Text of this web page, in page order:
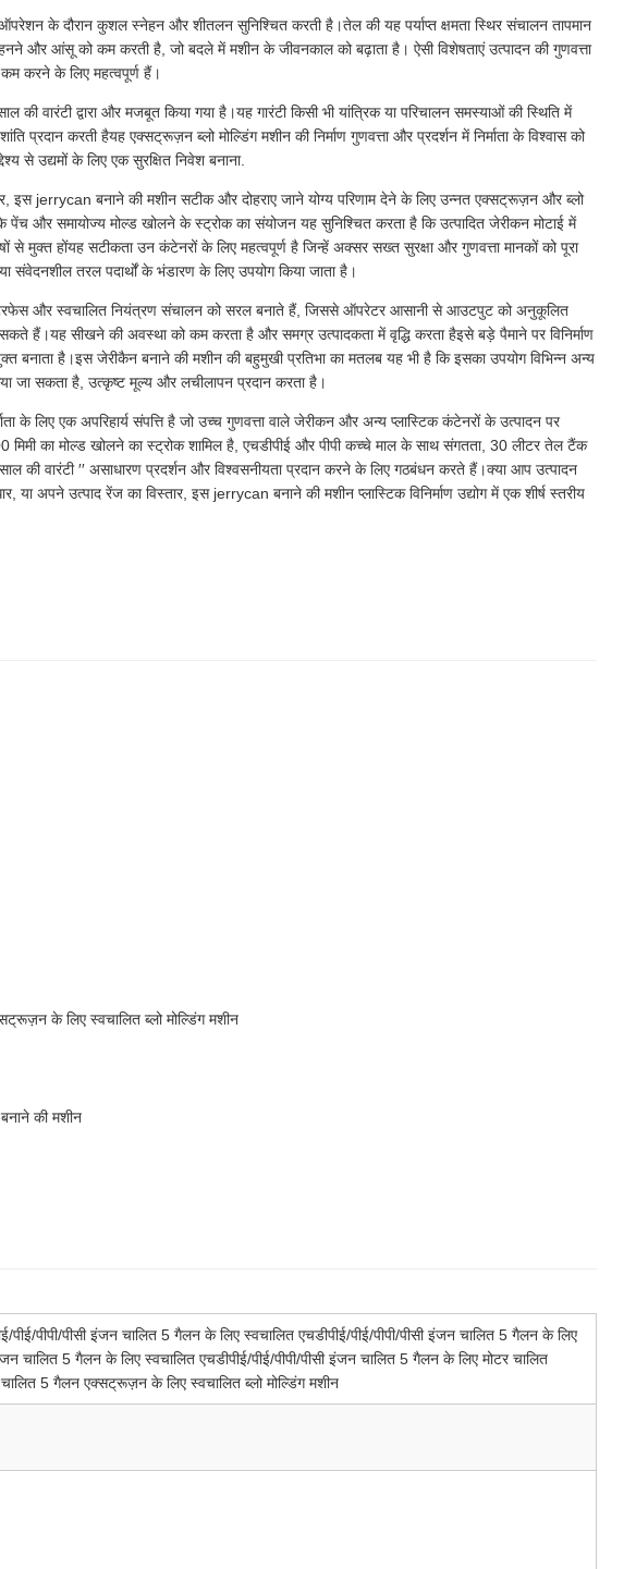
के दौरान कुशल स्नेहन और शीतलन सुनिश्चित करती है।तेल की यह पर्याप्त क्षमता स्थिर संचालन तापमान
और आंसू को कम करती है, जो बदले में मशीन के जीवनकाल को बढ़ाता है। ऐसी विशेषताएं उत्पादन की गुणवत्ता
करने के लिए महत्वपूर्ण हैं।
की वारंटी द्वारा और मजबूत किया गया है।यह गारंटी किसी भी यांत्रिक या परिचालन समस्याओं की स्थिति में
प्रदान करती हैयह एक्सट्रूज़न ब्लो मोल्डिंग मशीन की निर्माण गुणवत्ता और प्रदर्शन में निर्माता के विश्वास को
से उद्यमों के लिए एक सुरक्षित निवेश बनाना.
jerrycan बनाने की मशीन सटीक और दोहराए जाने योग्य परिणाम देने के लिए उन्नत एक्सट्रूज़न और ब्लो
के पेंच और समायोज्य मोल्ड खोलने के स्ट्रोक का संयोजन यह सुनिश्चित करता है कि उत्पादित जेरीकन मोटाई में
मुक्त होंयह सटीकता उन कंटेनरों के लिए महत्वपूर्ण है जिन्हें अक्सर सख्त सुरक्षा और गुणवत्ता मानकों को पूरा
तरल पदार्थों के भंडारण के लिए उपयोग किया जाता है।
और स्वचालित नियंत्रण संचालन को सरल बनाते हैं, जिससे ऑपरेटर आसानी से आउटपुट को अनुकूलित
हैं।यह सीखने की अवस्था को कम करता है और समग्र उत्पादकता में वृद्धि करता हैइसे बड़े पैमाने पर विनिर्माण
बनाता है।इस जेरीकैन बनाने की मशीन की बहुमुखी प्रतिभा का मतलब यह भी है कि इसका उपयोग विभिन्न अन्य
जा सकता है, उत्कृष्ट मूल्य और लचीलापन प्रदान करता है।
के लिए एक अपरिहार्य संपत्ति है जो उच्च गुणवत्ता वाले जेरीकन और अन्य प्लास्टिक कंटेनरों के उत्पादन पर
का मोल्ड खोलने का स्ट्रोक शामिल है, एचडीपीई और पीपी कच्चे माल के साथ संगतता, 30 लीटर तेल टैंक
की वारंटी ′′ असाधारण प्रदर्शन और विश्वसनीयता प्रदान करने के लिए गठबंधन करते हैं।क्या आप उत्पादन
या अपने उत्पाद रेंज का विस्तार, इस jerrycan बनाने की मशीन प्लास्टिक विनिर्माण उद्योग में एक शीर्ष स्तरीय
के लिए स्वचालित ब्लो मोल्डिंग मशीन
की मशीन
पीई/पीपी/पीसी इंजन चालित 5 गैलन के लिए स्वचालित एचडीपीई/पीई/पीपी/पीसी इंजन चालित 5 गैलन के लिए
चालित 5 गैलन के लिए स्वचालित एचडीपीई/पीई/पीपी/पीसी इंजन चालित 5 गैलन के लिए मोटर चालित
चालित 5 गैलन एक्सट्रूज़न के लिए स्वचालित ब्लो मोल्डिंग मशीन